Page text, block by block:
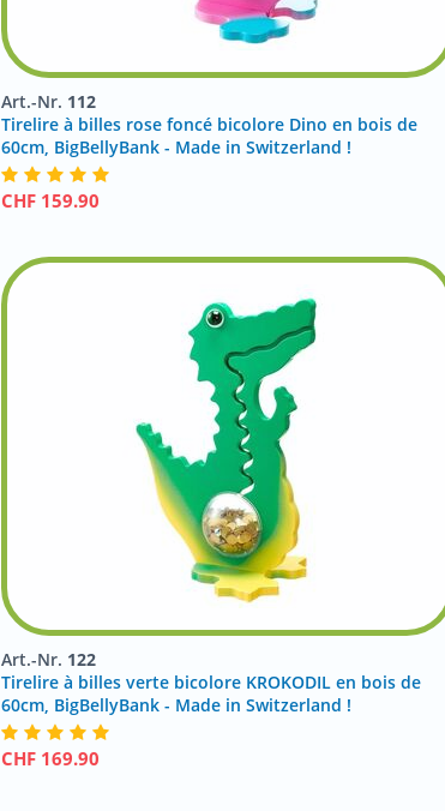
Art.-Nr. 112
Tirelire à billes rose foncé bicolore Dino en bois de
60cm, BigBellyBank - Made in Switzerland !
CHF 159.90
Art.-Nr. 122
Tirelire à billes verte bicolore KROKODIL en bois de
60cm, BigBellyBank - Made in Switzerland !
CHF 169.90